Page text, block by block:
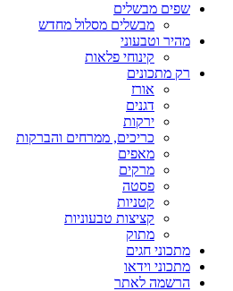
שפים מבשלים
מבשלים מסלול מחדש
מהיר וטבעוני
קינוחי פלאות
רק מתכונים
אורז
דגנים
ירקות
כריכים, ממרחים והברקות
מאפים
מרקים
פסטה
קטניות
קציצות טבעוניות
מתוק
מתכוני חגים
מתכוני וידאו
הרשמה לאתר